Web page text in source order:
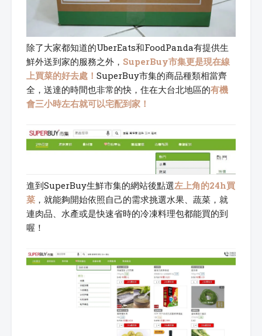
除了大家都知道的UberEats和FoodPanda有提供生
鮮外送到家的服務之外， SuperBuy市集更是現在線
上買菜的好去處！ SuperBuy市集的商品種類相當齊
全，送達的時間也非常的快，住在大台北地區的有機
會三小時左右就可以宅配到家！
進到SuperBuy生鮮市集的網站後點選左上角的24h買
菜 ，就能夠開始依照自己的需求挑選水果、蔬菜，就
連肉品、水產或是快速省時的冷凍料理包都能買的到
喔！